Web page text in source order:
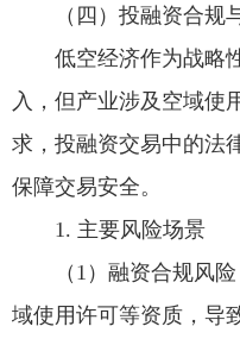
（四）投融资合规
低空经济作为战略
入，但产业涉及空域使
求，投融资交易中的法
保障交易安全。
1. 主要风险场景
（1）融资合规风
域使用许可等资质，导